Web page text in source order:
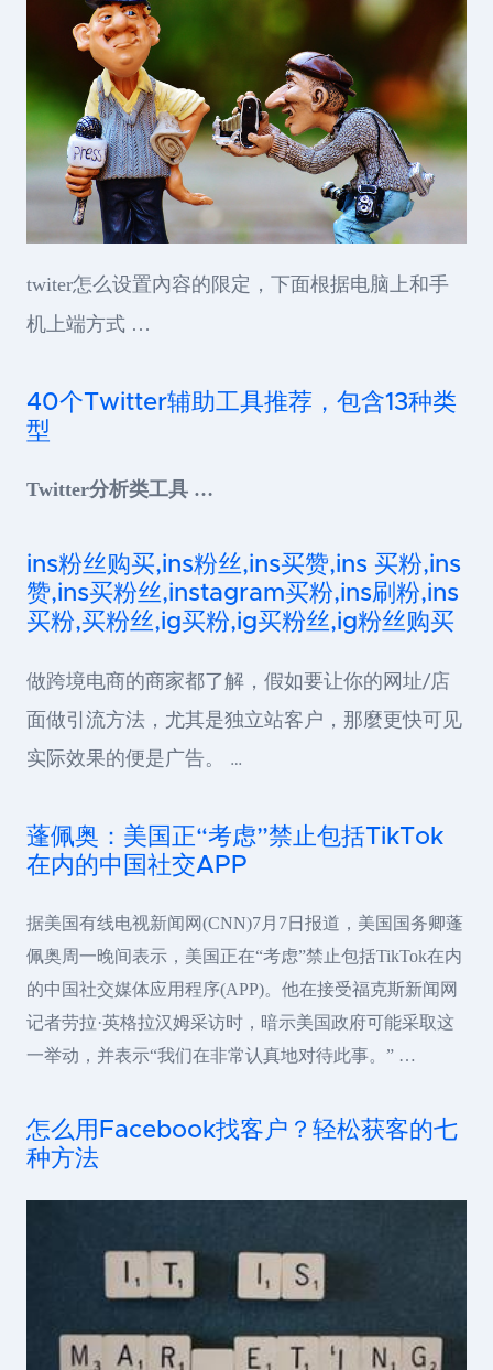
twiter怎么设置內容的限定，下面根据电脑上和手
机上端方式 …
40个Twitter辅助工具推荐，包含13种类
型
Twitter分析类工具 …
ins粉丝购买,ins粉丝,ins买赞,ins 买粉,ins
赞,ins买粉丝,instagram买粉,ins刷粉,ins
买粉,买粉丝,ig买粉,ig买粉丝,ig粉丝购买
做跨境电商的商家都了解，假如要让你的网址/店
面做引流方法，尤其是独立站客户，那麼更快可见
实际效果的便是广告。 …
蓬佩奥：美国正“考虑”禁止包括TikTok
在内的中国社交APP
据美国有线电视新闻网(CNN)7月7日报道，美国国务卿蓬
佩奥周一晚间表示，美国正在“考虑”禁止包括TikTok在内
的中国社交媒体应用程序(APP)。他在接受福克斯新闻网
记者劳拉·英格拉汉姆采访时，暗示美国政府可能采取这
一举动，并表示“我们在非常认真地对待此事。” …
怎么用Facebook找客户？轻松获客的七
种方法